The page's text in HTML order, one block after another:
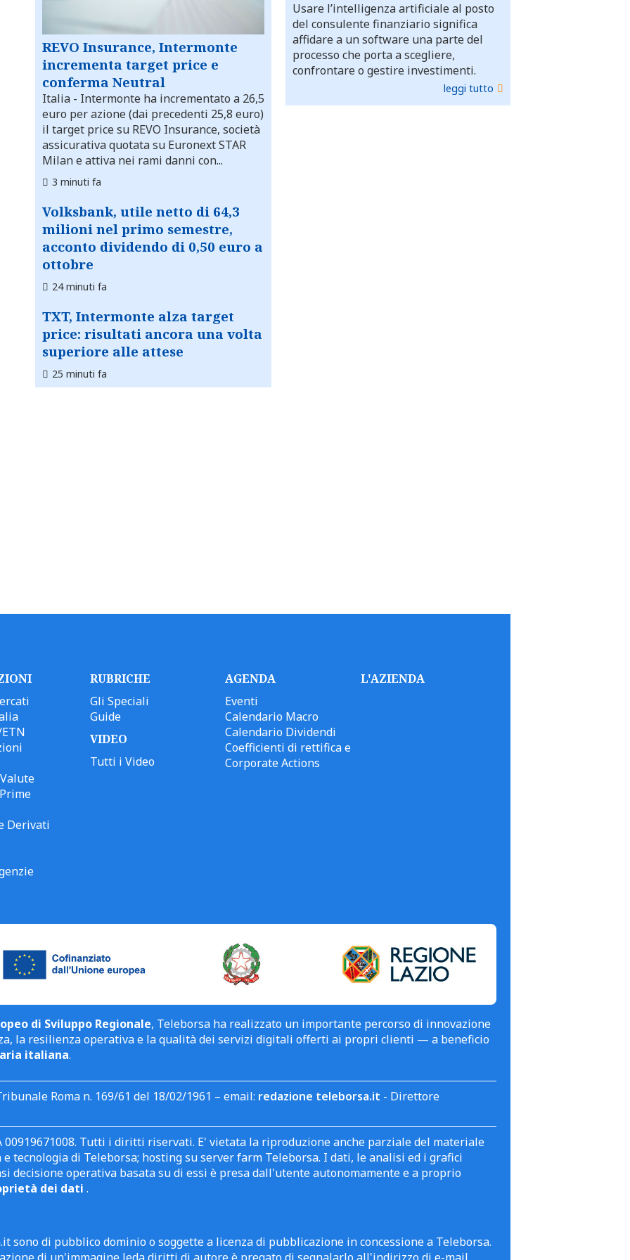
REVO Insurance, Intermonte
incrementa target price e
conferma Neutral
Italia - Intermonte ha incrementato a 26,5
euro per azione (dai precedenti 25,8 euro)
il target price su REVO Insurance, società
assicurativa quotata su Euronext STAR
Milan e attiva nei rami danni con...
3 minuti fa
Volksbank, utile netto di 64,3
milioni nel primo semestre,
acconto dividendo di 0,50 euro a
ottobre
24 minuti fa
TXT, Intermonte alza target
price: risultati ancora una volta
superiore alle attese
25 minuti fa
Usare l’intelligenza artificiale al posto
del consulente finanziario significa
affidare a un software una parte del
processo che porta a scegliere,
confrontare o gestire investimenti.
leggi tutto
Derivati
RUBRICHE
Gli Speciali
Guide
VIDEO
Tutti i Video
AGENDA
Eventi
Calendario Macro
Calendario Dividendi
Coefficienti di rettifica e
Corporate Actions
L'AZIENDA
di Sviluppo Regionale, Teleborsa ha realizzato un importante percorso di innovazione
la resilienza operativa e la qualità dei servizi digitali offerti ai propri clienti — a beneficio
italiana.
Roma n. 169/61 del 18/02/1961 – email: redazione teleborsa.it - Direttore
00919671008. Tutti i diritti riservati. E' vietata la riproduzione anche parziale del materiale
tecnologia di Teleborsa; hosting su server farm Teleborsa. I dati, le analisi ed i grafici
decisione operativa basata su di essi è presa dall'utente autonomamente e a proprio
dei dati .
sono di pubblico dominio o soggette a licenza di pubblicazione in concessione a Teleborsa.